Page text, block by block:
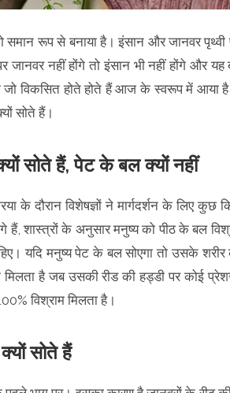
समान रूप से बनाया है। इंसान और जानवर
जानवर नहीं होंगे तो इंसान भी नहीं होंगे और
जो विकसित होते होते हैं आज के स्वरूप में आया
सोते हैं।
सोते हैं, पेट के बल क्यों नहीं
के दौरान विशेषज्ञों ने मार्गदर्शन के लिए
हैं, शास्त्रों के अनुसार मनुष्य को पीठ के बल
यदि मनुष्य पेट के बल सोएगा तो उसके
मिलता है जब उसकी रीड की हड्डी पर कोई
विश्राम मिलता है।
सोते हैं